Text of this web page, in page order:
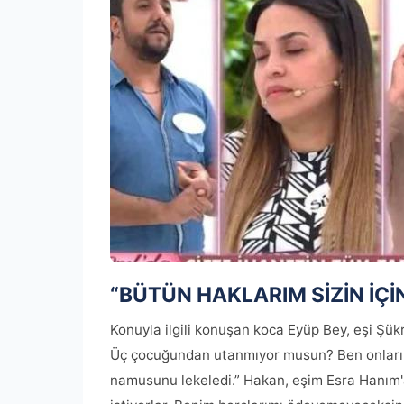
“BÜTÜN HAKLARIM SİZİN
Konuyla ilgili konuşan koca Eyüp Bey, eşi
Üç çocuğundan utanmıyor musun? Ben
namusunu lekeledi.” Hakan, eşim Esra